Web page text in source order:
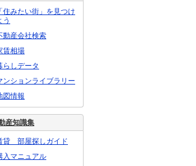
「住みたい街」を見つけ
う
動産会社検索
賃相場
らしデータ
ンションライブラリー
図情報
産知識集
貸 部屋探しガイド
入マニュアル